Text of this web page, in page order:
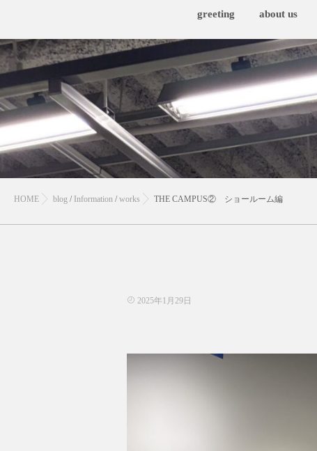
greeting about us
HOME blog / Information /works THE CAMPUS② ショールーム編
2025年1月29日